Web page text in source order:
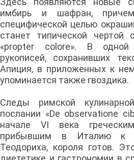
имбирь и шафран,
специфической целью
станет типической чертой
«propter colore». В одной
рукописей, сохранивших
Апиция, в приложенных к
упоминается также гвоздика.
Следы римской
послании «De observatione
начале VI века
прибывшим в Италию к
Теодориха, короля готов.